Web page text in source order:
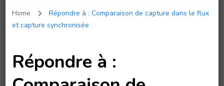
Home
Répondre à : Comparaison de capture dans le flux
et capture synchronisée
Répondre à :